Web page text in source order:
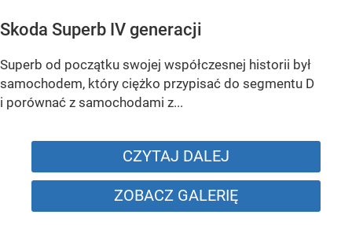
Skoda Superb IV generacji
Superb od początku swojej współczesnej historii był
samochodem, który ciężko przypisać do segmentu D
i porównać z samochodami z...
CZYTAJ DALEJ
ZOBACZ GALERIĘ